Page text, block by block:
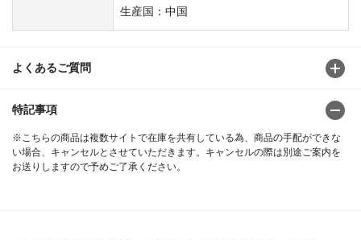
生産国：中国
よくあるご質問
特記事項
※こちらの商品は複数サイトで在庫を共有している為、商品の手配ができな
い場合、キャンセルとさせていただきます。キャンセルの際は別途ご案内を
お送りしますので予めご了承ください。